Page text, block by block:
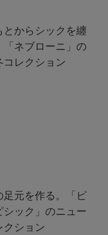
とからシックを纏
「ネブローニ」の
コレクション
足元を作る。「ピ
シック」のニュー
クション